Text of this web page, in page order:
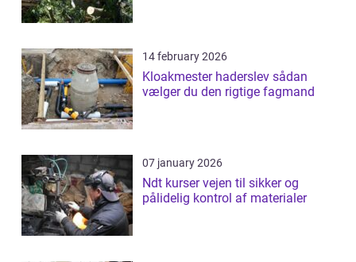
14 february 2026
Kloakmester haderslev sådan
vælger du den rigtige fagmand
07 january 2026
Ndt kurser vejen til sikker og
pålidelig kontrol af materialer